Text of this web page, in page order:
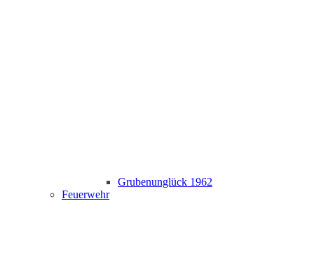
Grubenunglück 1962
Feuerwehr